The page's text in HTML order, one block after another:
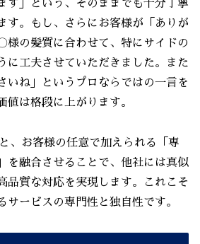
す」という、そのままでも十分丁寧
す。もし、さらにお客様が「ありが
様の髪質に合わせて、特にサイドの
に工夫させていただきました。また
いね」というプロならではの一言を
値は格段に上がります。
、お客様の任意で加えられる「専
を融合させることで、他社には真似
品質な対応を実現します。これこそ
サービスの専門性と独自性です。